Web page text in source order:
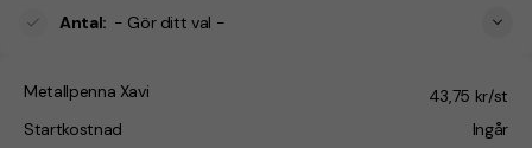
Antal: - Gör ditt val -
Metallpenna Xavi
43,75 kr/st
Startkostnad
Ingår